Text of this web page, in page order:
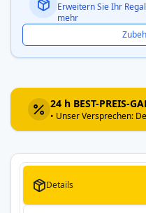
Erweitern Sie Ihr
mehr
24 h BEST-PREIS-
• Unser Versprechen:
Details